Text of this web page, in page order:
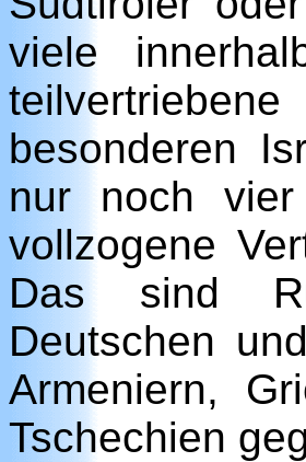
viele
besonderen
nur noch
vollzogene
Das sind
Deutschen
Armeniern,
Tschechien